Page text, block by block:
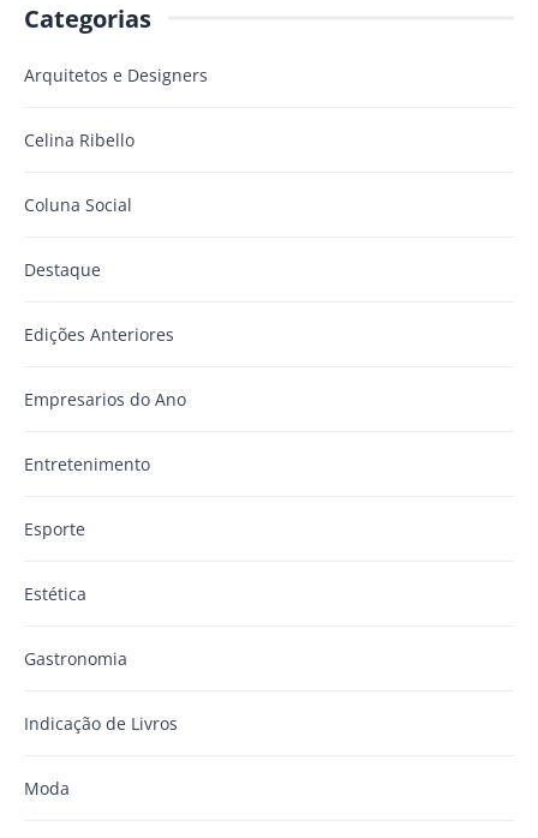
Categorias
Arquitetos e Designers
Celina Ribello
Coluna Social
Destaque
Edições Anteriores
Empresarios do Ano
Entretenimento
Esporte
Estética
Gastronomia
Indicação de Livros
Moda